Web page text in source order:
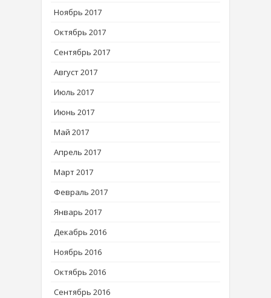
Ноябрь 2017
Октябрь 2017
Сентябрь 2017
Август 2017
Июль 2017
Июнь 2017
Май 2017
Апрель 2017
Март 2017
Февраль 2017
Январь 2017
Декабрь 2016
Ноябрь 2016
Октябрь 2016
Сентябрь 2016